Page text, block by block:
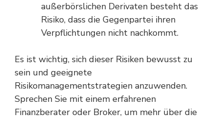
außerbörslichen Derivaten besteht das
Risiko, dass die Gegenpartei ihren
Verpflichtungen nicht nachkommt.
Es ist wichtig, sich dieser Risiken bewusst zu
sein und geeignete
Risikomanagementstrategien anzuwenden.
Sprechen Sie mit einem erfahrenen
Finanzberater oder Broker, um mehr über die